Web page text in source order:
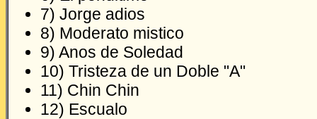
7) Jorge adios
8) Moderato mistico
9) Anos de Soledad
10) Tristeza de un Doble "A"
11) Chin Chin
12) Escualo